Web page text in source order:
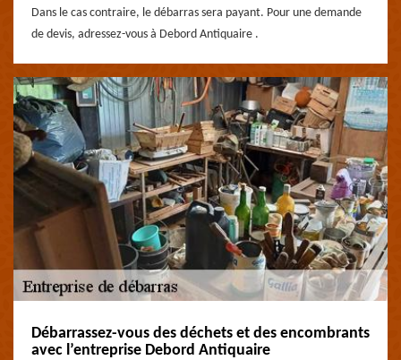
Dans le cas contraire, le débarras sera payant. Pour une demande
de devis, adressez-vous à Debord Antiquaire .
Débarrassez-vous des déchets et des encombrants
avec l’entreprise Debord Antiquaire